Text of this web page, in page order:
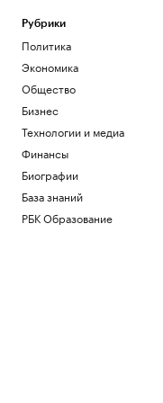
Рубрики
Политика
Экономика
Общество
Бизнес
Технологии и медиа
Финансы
Биографии
База знаний
РБК Образование